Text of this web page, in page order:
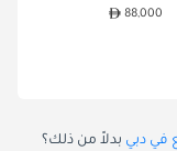
88,000
في دبي بدلاً من ذلك؟